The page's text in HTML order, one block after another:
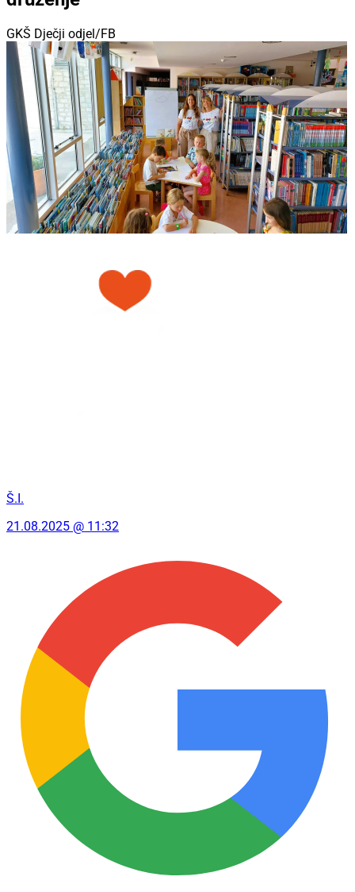
GKŠ Dječji odjel/FB
Š.I.
21.08.2025 @ 11:32